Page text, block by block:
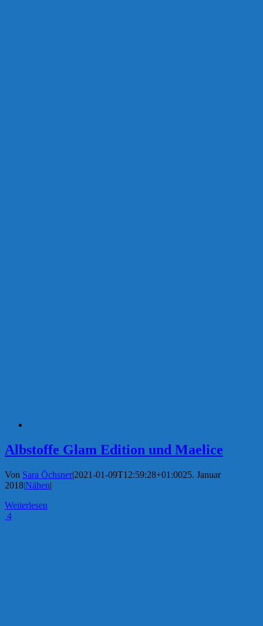
Albstoffe Glam Edition und Maelice
Von Sara Öchsner|2021-01-09T12:59:28+01:0025. Januar
2018|Nähen|
Weiterlesen
4